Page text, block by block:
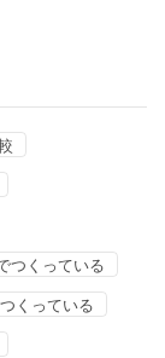
つくっている
くっている